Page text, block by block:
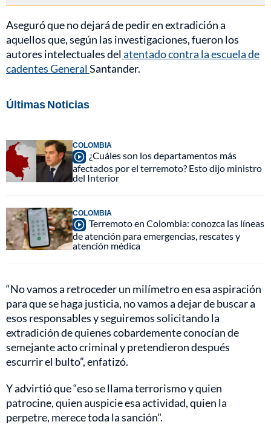
Aseguró que no dejará de pedir en extradición a
aquellos que, según las investigaciones, fueron los
autores intelectuales delatentado contra la escuela de
cadentes GeneralSantander.
Últimas Noticias
COLOMBIA
¿Cuáles son los departamentos más
afectados por el terremoto? Esto dijo ministro
del Interior
COLOMBIA
Terremoto en Colombia: conozca las líneas
de atención para emergencias, rescates y
atención médica
“No vamos a retroceder un milímetro en esa aspiración
para que se haga justicia, no vamos a dejar de buscar a
esos responsables y seguiremos solicitando la
extradición de quienes cobardemente conocían de
semejante acto criminal y pretendieron después
escurrir el bulto”, enfatizó.
Y advirtió que “eso se llama terrorismo y quien
patrocine, quien auspicie esa actividad, quien la
perpetre, merece toda la sanción".